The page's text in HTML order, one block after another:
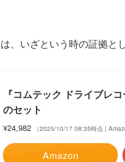
、いざという時の証拠と
『コムテック ドライブレ
のセット
¥24,982 （2025/10/17 08:35時点 |
Amazon